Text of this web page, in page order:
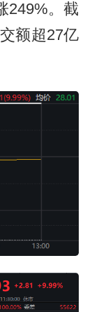
249%。截
额超27亿